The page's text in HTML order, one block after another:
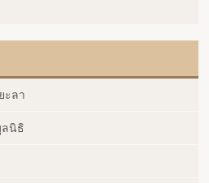
ะลา
ลนิธิ